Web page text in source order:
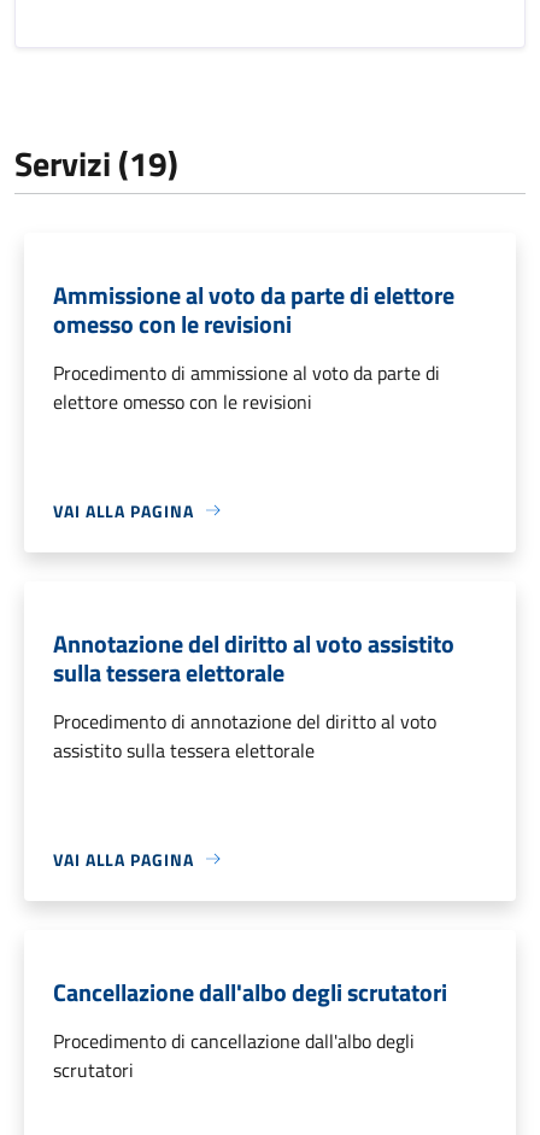
Servizi (19)
Ammissione al voto da parte di elettore
omesso con le revisioni
Procedimento di ammissione al voto da parte di
elettore omesso con le revisioni
VAI ALLA PAGINA
Annotazione del diritto al voto assistito
sulla tessera elettorale
Procedimento di annotazione del diritto al voto
assistito sulla tessera elettorale
VAI ALLA PAGINA
Cancellazione dall'albo degli scrutatori
Procedimento di cancellazione dall'albo degli
scrutatori